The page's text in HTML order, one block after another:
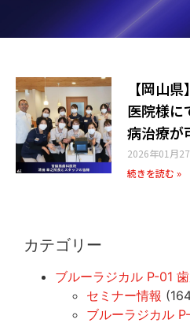
【岡山
医院様に
病治療が
2026年01月
続きを読む »
カテゴリー
ブルーラジカル P-01
セミナー情報
ブルーラジカル